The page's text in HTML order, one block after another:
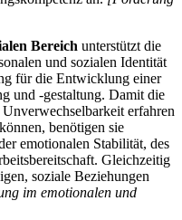
Bereich unterstützt die
und sozialen Identität
für die Entwicklung einer
und -gestaltung. Damit die
erfahren
benötigen sie
emotionalen Stabilität, des
Gleichzeitig
soziale Beziehungen
im emotionalen und